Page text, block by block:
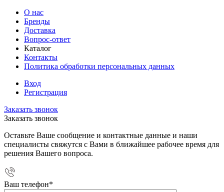
О нас
Бренды
Доставка
Вопрос-ответ
Каталог
Контакты
Политика обработки персональных данных
Вход
Регистрация
Заказать звонок
Заказать звонок
Оставьте Ваше сообщение и контактные данные и наши
специалисты свяжутся с Вами в ближайшее рабочее время для
решения Вашего вопроса.
Ваш телефон*